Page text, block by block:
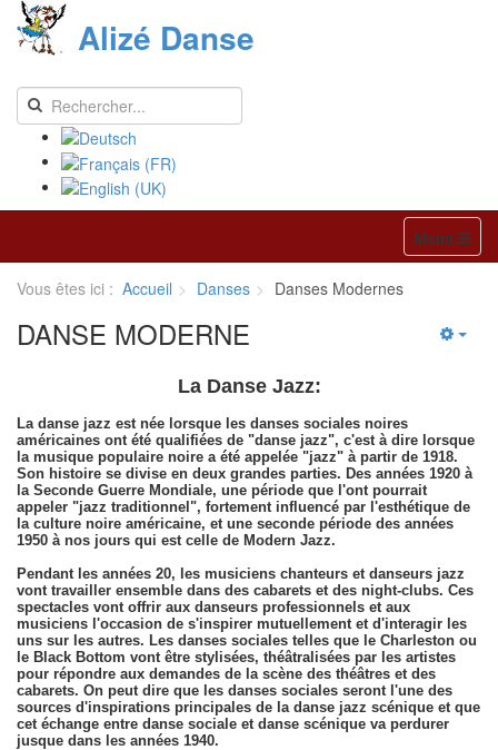
Alizé Danse
Menu
Vous êtes ici : Accueil Danses Danses Modernes
DANSE MODERNE
La Danse Jazz:
La danse jazz est née lorsque les danses sociales noires
américaines ont été qualifiées de "danse jazz", c'est à dire lorsque
la musique populaire noire a été appelée "jazz" à partir de 1918.
Son histoire se divise en deux grandes parties. Des années 1920 à
la Seconde Guerre Mondiale, une période que l'ont pourrait
appeler "jazz traditionnel", fortement influencé par l'esthétique de
la culture noire américaine, et une seconde période des années
1950 à nos jours qui est celle de Modern Jazz.
Pendant les années 20, les musiciens chanteurs et danseurs jazz
vont travailler ensemble dans des cabarets et des night-clubs. Ces
spectacles vont offrir aux danseurs professionnels et aux
musiciens l'occasion de s'inspirer mutuellement et d'interagir les
uns sur les autres. Les danses sociales telles que le Charleston ou
le Black Bottom vont être stylisées, théâtralisées par les artistes
pour répondre aux demandes de la scène des théâtres et des
cabarets. On peut dire que les danses sociales seront l'une des
sources d'inspirations principales de la danse jazz scénique et que
cet échange entre danse sociale et danse scénique va perdurer
jusque dans les années 1940.